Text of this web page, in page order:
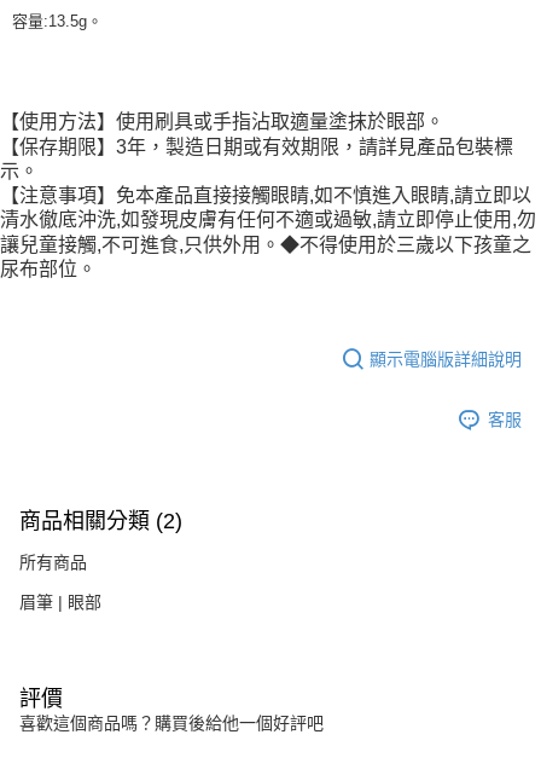
容量:13.5g。
【使用方法】使用刷具或手指沾取適量塗抹於眼部。
【保存期限】3年，製造日期或有效期限，請詳見產品包裝標
示。
【注意事項】免本產品直接接觸眼睛,如不慎進入眼睛,請立即以
清水徹底沖洗,如發現皮膚有任何不適或過敏,請立即停止使用,勿
讓兒童接觸,不可進食,只供外用。◆不得使用於三歲以下孩童之
尿布部位。
顯示電腦版詳細說明
客服
商品相關分類 (2)
所有商品
眉筆 | 眼部
評價
喜歡這個商品嗎？購買後給他一個好評吧